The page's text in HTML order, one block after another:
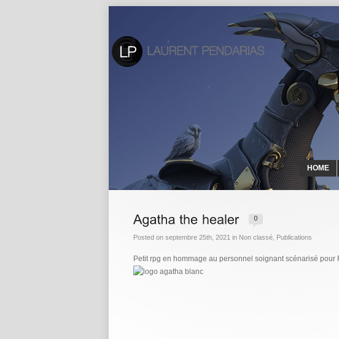
HOME
Posted on septembre 25th, 2021 in Non classé Publications
Petit rpg en hommage au personnel soignant scénarisé pour